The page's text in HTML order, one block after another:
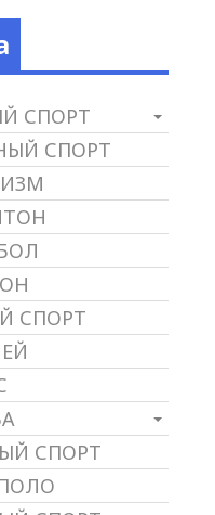
СПОРТ
СПОРТ
СПОРТ
СПОРТ